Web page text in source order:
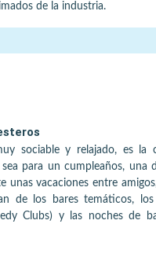
de la industria.
sociable y relajado, es la
para un cumpleaños, una
unas vacaciones entre
de los bares temáticos, los
Clubs) y las noches de